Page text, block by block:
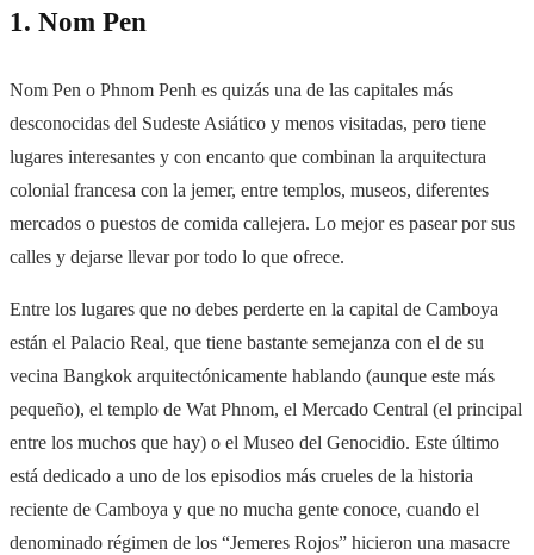
1. Nom Pen
Nom Pen o Phnom Penh es quizás una de las capitales más
desconocidas del Sudeste Asiático y menos visitadas, pero tiene
lugares interesantes y con encanto que combinan la arquitectura
colonial francesa con la jemer, entre templos, museos, diferentes
mercados o puestos de comida callejera. Lo mejor es pasear por sus
calles y dejarse llevar por todo lo que ofrece.
Entre los lugares que no debes perderte en la capital de Camboya
están el Palacio Real, que tiene bastante semejanza con el de su
vecina Bangkok arquitectónicamente hablando (aunque este más
pequeño), el templo de Wat Phnom, el Mercado Central (el principal
entre los muchos que hay) o el Museo del Genocidio. Este último
está dedicado a uno de los episodios más crueles de la historia
reciente de Camboya y que no mucha gente conoce, cuando el
denominado régimen de los “Jemeres Rojos” hicieron una masacre